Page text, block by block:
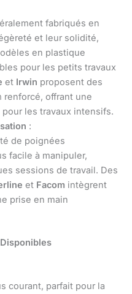
fabriqués en
et leur solidité,
en plastique
pour les petits travaux
et Irwin proposent des
renforcé, offrant une
les travaux intensifs.
:
de poignées
facile à manipuler,
sessions de travail. Des
et Facom intègrent
prise en main
courant, parfait pour la